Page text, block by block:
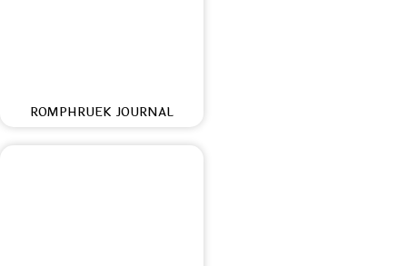
ROMPHRUEK JOURNAL